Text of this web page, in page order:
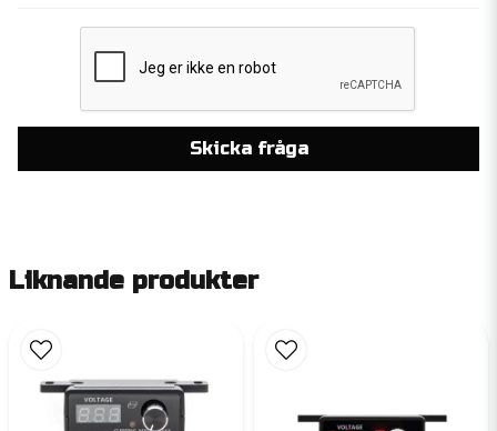
Skicka fråga
Liknande produkter